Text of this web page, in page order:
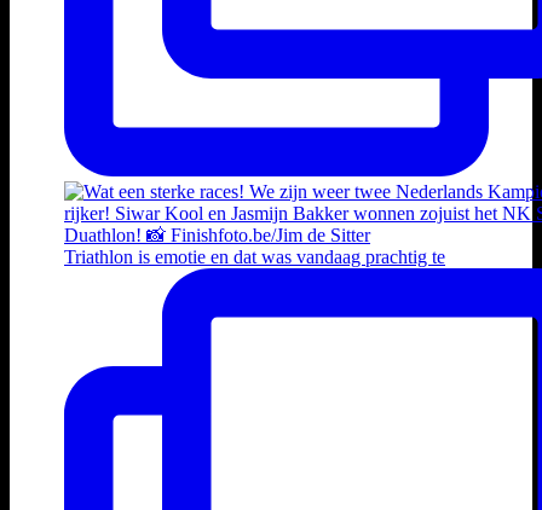
Triathlon is emotie en dat was vandaag prachtig te